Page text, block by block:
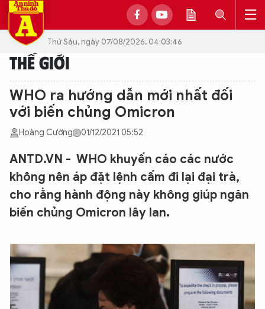
Thứ Sáu, ngày 07/08/2026, 04:03:46
THẾ GIỚI
WHO ra hướng dẫn mới nhất đối
với biến chủng Omicron
Hoàng Cường 01/12/2021 05:52
ANTD.VN - WHO khuyến cáo các nước
không nên áp đặt lệnh cấm đi lại đại trà,
cho rằng hành động này không giúp ngăn
biến chủng Omicron lây lan.